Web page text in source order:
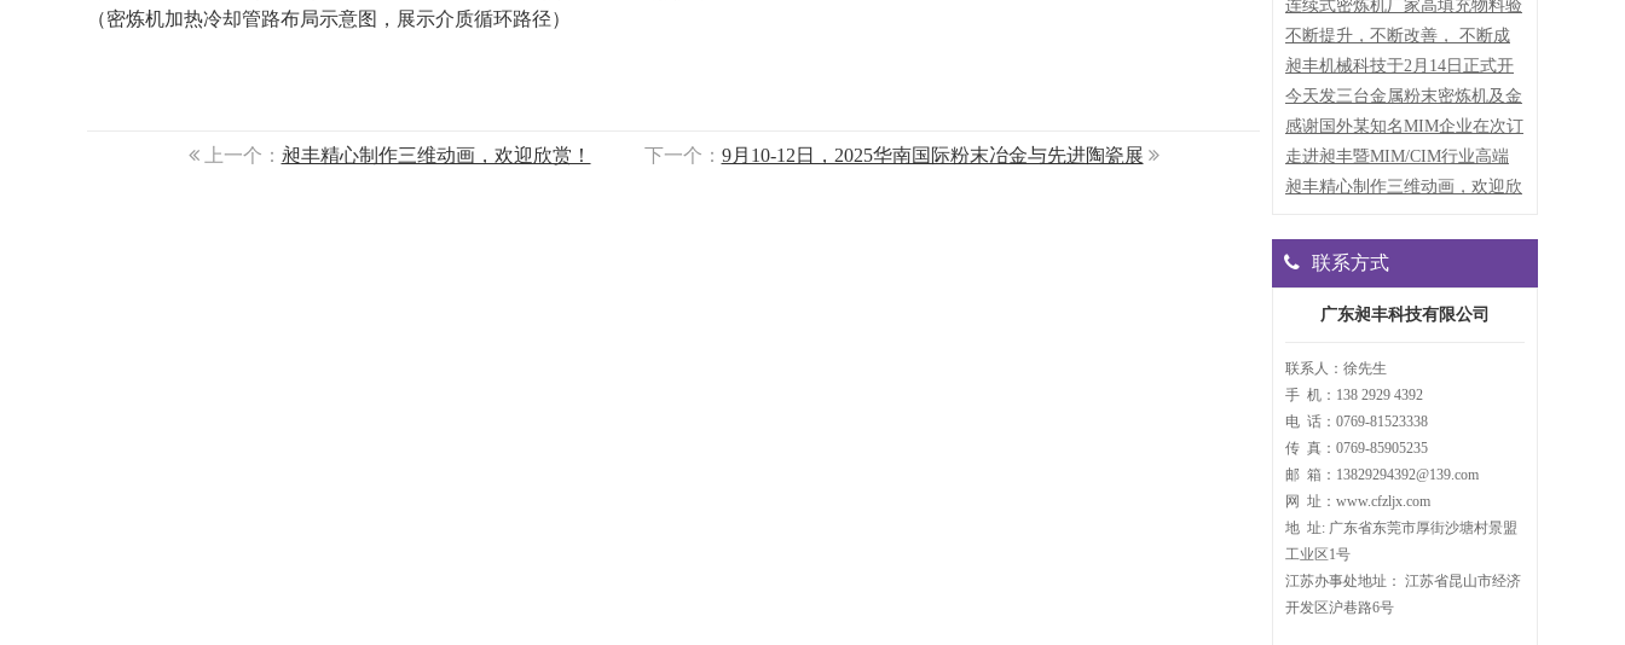
（密炼机加热冷却管路布局示意图，展示介质循环路径）
上一个： 昶丰精心制作三维动画，欢迎欣赏！ 下一个： 9月10-12日，2025华南国际粉末冶金与先进陶瓷展
际粉末冶金、硬质合金与先进陶
瓷展
连续式密炼机厂家高填充物料验
机现场
不断提升，不断改善， 不断成
长，脚踏实地， 不忘初心，砥
砺前行。
昶丰机械科技于2月14日正式开
工大吉
今天发三台金属粉末密炼机及金
属粉末造粒机到江苏客户
感谢国外某知名MIM企业在次订
购我司5LMIM专用密炼机
走进昶丰暨MIM/CIM行业高端
交流会
昶丰精心制作三维动画，欢迎欣
联系方式
广东昶丰科技有限公司
联系人：徐先生
手 机：138 2929 4392
电 话：0769-81523338
传 真：0769-85905235
邮 箱：13829294392@139.com
网 址：www.cfzljx.com
地 址: 广东省东莞市厚街沙塘村景盟
工业区1号
江苏办事处地址： 江苏省昆山市经济
开发区沪巷路6号